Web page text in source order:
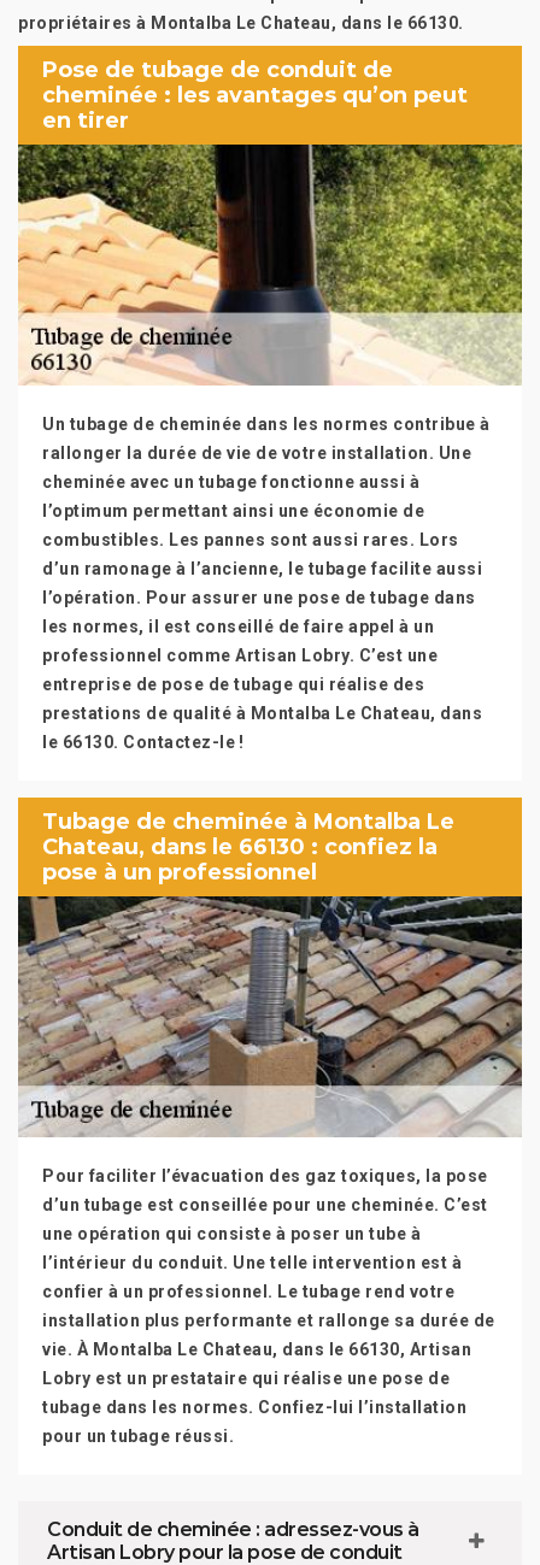
propriétaires à Montalba Le Chateau, dans le 66130.
Pose de tubage de conduit de
cheminée : les avantages qu’on peut
en tirer
Un tubage de cheminée dans les normes contribue à
rallonger la durée de vie de votre installation. Une
cheminée avec un tubage fonctionne aussi à
l’optimum permettant ainsi une économie de
combustibles. Les pannes sont aussi rares. Lors
d’un ramonage à l’ancienne, le tubage facilite aussi
l’opération. Pour assurer une pose de tubage dans
les normes, il est conseillé de faire appel à un
professionnel comme Artisan Lobry. C’est une
entreprise de pose de tubage qui réalise des
prestations de qualité à Montalba Le Chateau, dans
le 66130. Contactez-le !
Tubage de cheminée à Montalba Le
Chateau, dans le 66130 : confiez la
pose à un professionnel
Pour faciliter l’évacuation des gaz toxiques, la pose
d’un tubage est conseillée pour une cheminée. C’est
une opération qui consiste à poser un tube à
l’intérieur du conduit. Une telle intervention est à
confier à un professionnel. Le tubage rend votre
installation plus performante et rallonge sa durée de
vie. À Montalba Le Chateau, dans le 66130, Artisan
Lobry est un prestataire qui réalise une pose de
tubage dans les normes. Confiez-lui l’installation
pour un tubage réussi.
Conduit de cheminée : adressez-vous à
Artisan Lobry pour la pose de conduit